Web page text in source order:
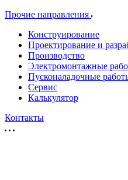
Прочие направления
Конструирование
Проектирование и
Производство
Электромонтажные
Пусконаладочные
Сервис
Калькулятор
Контакты